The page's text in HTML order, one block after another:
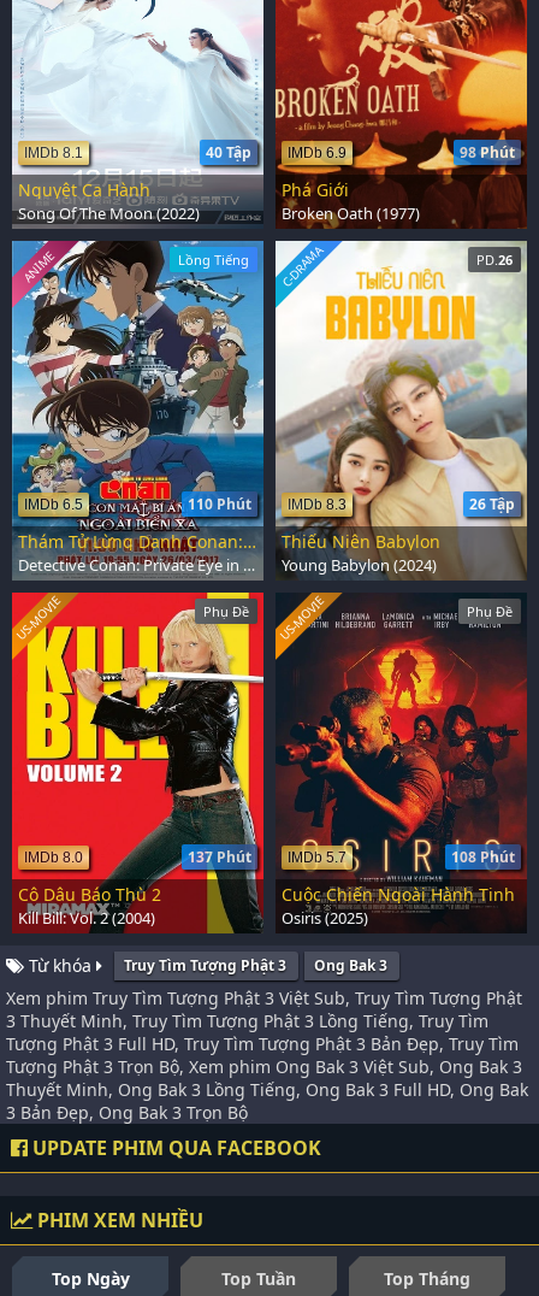
40 Tập
IMDb 8.1
Nguyệt Ca Hành
Song Of The Moon (2022)
98 Phút
IMDb 6.9
Phá Giới
Broken Oath (1977)
Lồng Tiếng
110 Phút
IMDb 6.5
ANIME
Thám Tử Lừng Danh Conan: Con Mắt Bí Ẩn Ngoài Biển
Detective Conan: Private Eye in the Distant Sea (2013)
PD.26
26 Tập
IMDb 8.3
C-DRAMA
Thiếu Niên Babylon
Young Babylon (2024)
Phụ Đề
137 Phút
IMDb 8.0
US-MOVIE
Cô Dâu Báo Thù 2
Kill Bill: Vol. 2 (2004)
Phụ Đề
108 Phút
IMDb 5.7
US-MOVIE
Cuộc Chiến Ngoài Hành Tinh
Osiris (2025)
Từ khóa Truy Tìm Tượng Phật 3 Ong Bak 3
Xem phim Truy Tìm Tượng Phật 3 Việt Sub, Truy Tìm Tượng Phật
3 Thuyết Minh, Truy Tìm Tượng Phật 3 Lồng Tiếng, Truy Tìm
Tượng Phật 3 Full HD, Truy Tìm Tượng Phật 3 Bản Đẹp, Truy Tìm
Tượng Phật 3 Trọn Bộ, Xem phim Ong Bak 3 Việt Sub, Ong Bak 3
Thuyết Minh, Ong Bak 3 Lồng Tiếng, Ong Bak 3 Full HD, Ong Bak
3 Bản Đẹp, Ong Bak 3 Trọn Bộ
UPDATE PHIM QUA FACEBOOK
PHIM XEM NHIỀU
Top Ngày Top Tuần
Top Tháng